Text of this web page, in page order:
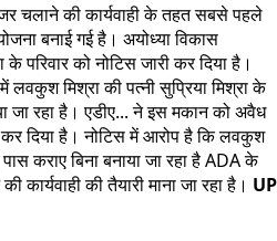
चलाने की कार्यवाही के तहत सबसे पहले
बनाई गई है। अयोध्या विकास
परिवार को नोटिस जारी कर दिया है।
लवकुश मिश्रा की पत्नी सुप्रिया मिश्रा के
जा रहा है। एडीए... ने इस मकान को अवैध
कर दिया है। नोटिस में आरोप है कि लवकुश
कराए बिना बनाया जा रहा है ADA के
कार्यवाही की तैयारी माना जा रहा है। UP